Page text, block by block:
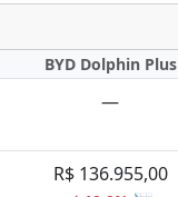
BYD Dolphin Plus
—
R$ 136.955,00